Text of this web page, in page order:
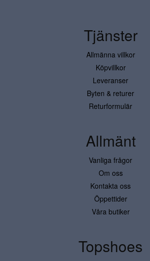
Tjänster
Allmänna villkor
Köpvillkor
Leveranser
Byten & returer
Returformulär
Allmänt
Vanliga frågor
Om oss
Kontakta oss
Öppettider
Våra butiker
Topshoes